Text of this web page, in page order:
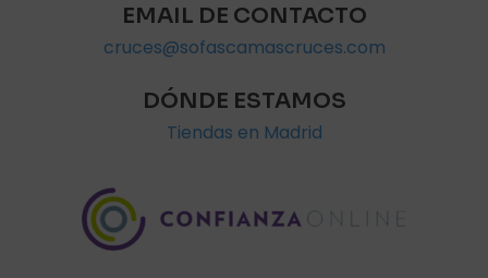
EMAIL DE CONTACTO
cruces@sofascamascruces.com
DÓNDE ESTAMOS
Tiendas en Madrid